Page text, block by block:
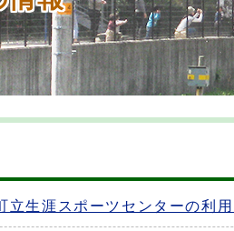
立生涯スポーツセンターの利